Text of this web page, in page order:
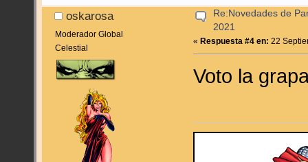
oskarosa
Moderador Global
Celestial
Re:Novedades de
2021
« Respuesta #4 en: 22
Voto la